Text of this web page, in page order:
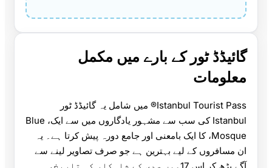
گائیڈڈ ٹور کے بارے میں مکمل
معلومات
Istanbul Tourist Pass® میں شامل یہ گائیڈڈ ٹور
Istanbul کی سب سے مشہور یادگاروں میں سے ایک، Blue
Mosque، کا ایک بامعنی اور جامع دورہ پیش کرتا ہے۔ یہ
ان مسافروں کے لیے بہترین ہے جو صرف تصاویر لینے سے